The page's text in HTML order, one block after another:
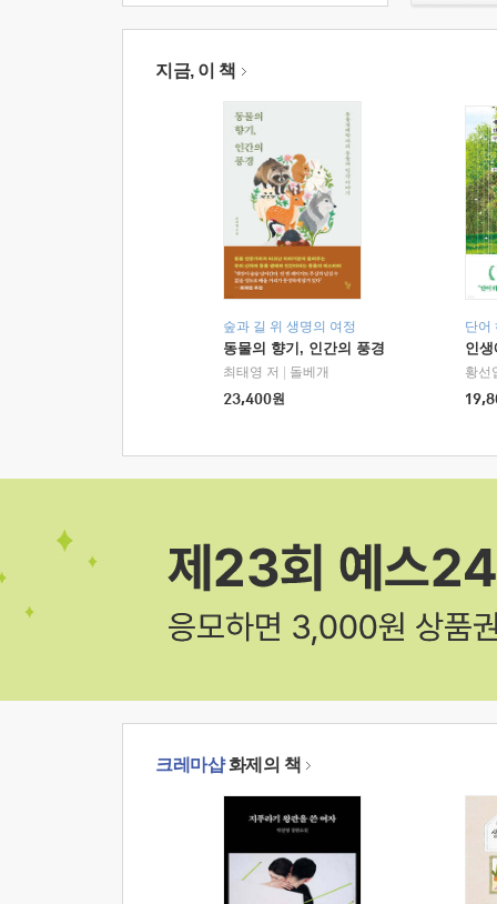
지금, 이 책
숲과 길 위 생명의 여정
동물의 향기, 인간의 풍경
최태영 저
돌베개
23,400원
단어
인
황선
크레마샵화제의 책